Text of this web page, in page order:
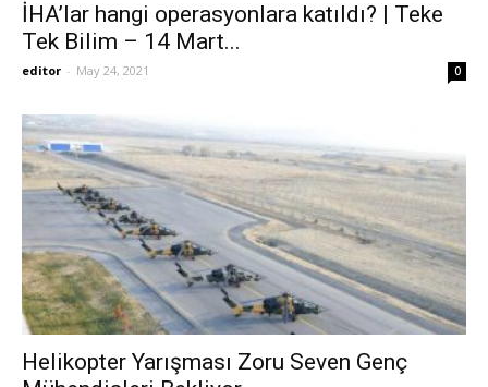
İHA’lar hangi operasyonlara katıldı? | Teke
Tek Bilim – 14 Mart...
editor - May 24, 2021 0
Helikopter Yarışması Zoru Seven Genç